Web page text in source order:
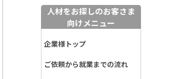
人材をお探しのお客さま
向けメニュー
企業様トップ
ご依頼から就業までの流れ